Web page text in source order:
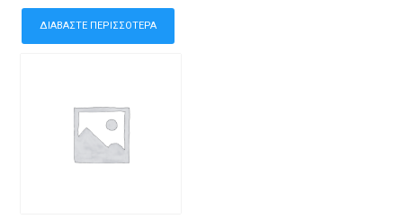
ΔΙΑΒΆΣΤΕ ΠΕΡΙΣΣΌΤΕΡΑ